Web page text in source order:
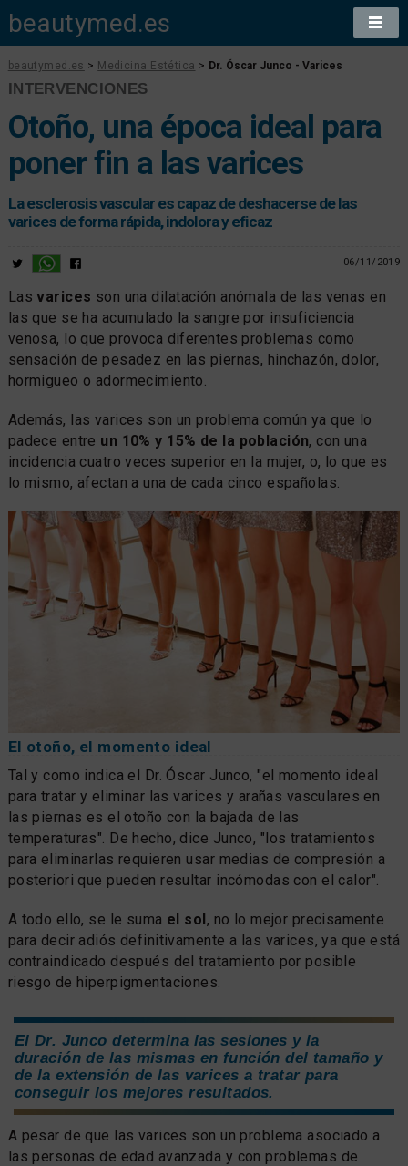
beautymed.es
beautymed.es > Medicina Estética > Dr. Óscar Junco - Varices
INTERVENCIONES
Otoño, una época ideal para
poner fin a las varices
La esclerosis vascular es capaz de deshacerse de las
varices de forma rápida, indolora y eficaz
06/11/2019
Lasvarices son una dilatación anómala de las venas en
las que se ha acumulado la sangre por insuficiencia
venosa, lo que provoca diferentes problemas como
sensación de pesadez en las piernas, hinchazón, dolor,
hormigueo o adormecimiento.
Además, las varices son un problema común ya que lo
padece entre un 10% y 15% de la población, con una
incidencia cuatro veces superior en la mujer, o, lo que es
lo mismo, afectan a una de cada cinco españolas.
El otoño, el momento ideal
Tal y como indica el Dr. Óscar Junco, "el momento ideal
para tratar y eliminar las varices y arañas vasculares en
las piernas es el otoño con la bajada de las
temperaturas". De hecho, dice Junco, "los tratamientos
para eliminarlas requieren usar medias de compresión a
posteriori que pueden resultar incómodas con el calor".
A todo ello, se le suma el sol , no lo mejor precisamente
para decir adiós definitivamente a las varices, ya que está
contraindicado después del tratamiento por posible
riesgo de hiperpigmentaciones.
El Dr. Junco determina las sesiones y la
duración de las mismas en función del tamaño y
de la extensión de las varices a tratar para
conseguir los mejores resultados.
A pesar de que las varices son un problema asociado a
las personas de edad avanzada y con problemas de